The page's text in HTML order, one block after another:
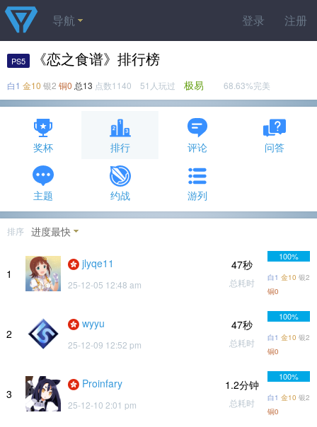
登录 注册
导航
PS5 《恋之食谱》排行榜
白1 金10 银2 铜0 总13 点数1140 51人玩过 极易 68.63%完美
奖杯 排行 评论 问答
主题 约战 游列
排序 进度最快
1
jlyqe11
25-12-05 12:48 am
47秒
总耗时
100%
白1 金10 银2
铜0
2
wyyu
25-12-09 12:52 pm
47秒
总耗时
100%
白1 金10 银2
铜0
3
Proinfary
25-12-10 2:01 pm
1.2分钟
总耗时
100%
白1 金10 银2
铜0